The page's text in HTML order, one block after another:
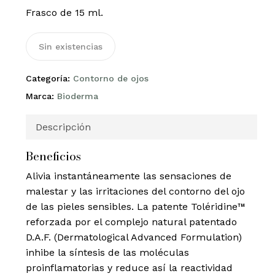
Frasco de 15 ml.
Sin existencias
Categoría: Contorno de ojos
Marca: Bioderma
Descripción
Beneficios
Alivia instantáneamente las sensaciones de
malestar y las irritaciones del contorno del ojo
de las pieles sensibles. La patente Toléridine™
reforzada por el complejo natural patentado
D.A.F. (Dermatological Advanced Formulation)
inhibe la síntesis de las moléculas
proinflamatorias y reduce así la reactividad